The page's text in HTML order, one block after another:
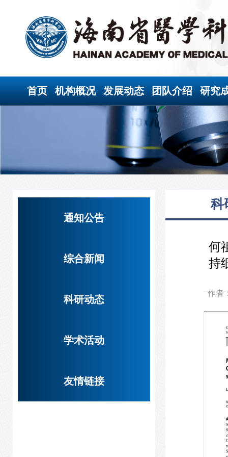
首页 机构概况 发展动态 团队介绍 研究
通知公告
综合新闻
科研动态
学术活动
友情链接
科
何
持
作